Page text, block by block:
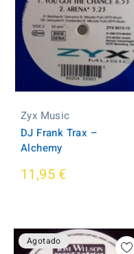
Zyx Music
DJ Frank Trax ‎–
Alchemy
11,95 €
Agotado